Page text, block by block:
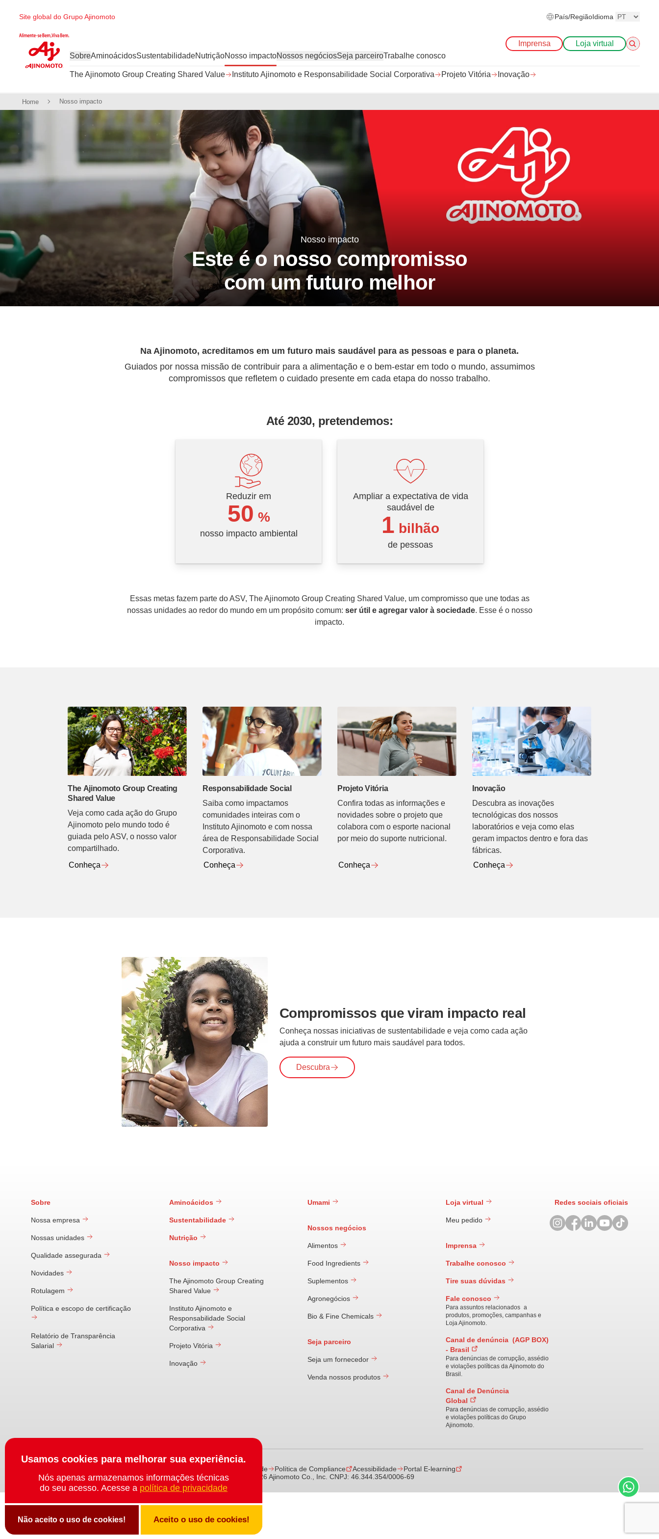
Site global do Grupo Ajinomoto País/RegiãoIdioma
Imprensa
Loja virtual
SobreAminoácidosSustentabilidadeNutriçãoNosso impacto
The Ajinomoto Group Creating Shared Value Instituto Ajinomoto e Responsabilidade Social Corporativa Projeto Vitória Inovação
Nossos negóciosSeja parceiroTrabalhe conosco
Home Nosso impacto
Nosso impacto
Este é o nosso compromisso
com um futuro melhor
Na Ajinomoto, acreditamos em um futuro mais saudável para as pessoas e para o planeta.
Guiados por nossa missão de contribuir para a alimentação e o bem-estar em todo o mundo, assumimos
compromissos que refletem o cuidado presente em cada etapa do nosso trabalho.
Até 2030, pretendemos:
Reduzir em
50 %
nosso impacto ambiental
Ampliar a expectativa de vida
saudável de
1 bilhão
de pessoas
Essas metas fazem parte do ASV, The Ajinomoto Group Creating Shared Value, um compromisso que une todas as
nossas unidades ao redor do mundo em um propósito comum: ser útil e agregar valor à sociedade. Esse é o nosso
impacto.
The Ajinomoto Group Creating
Shared Value
Veja como cada ação do Grupo
Ajinomoto pelo mundo todo é
guiada pelo ASV, o nosso valor
compartilhado.
Conheça
Responsabilidade Social
Saiba como impactamos
comunidades inteiras com o
Instituto Ajinomoto e com nossa
área de Responsabilidade Social
Corporativa.
Conheça
Projeto Vitória
Confira todas as informações e
novidades sobre o projeto que
colabora com o esporte nacional
por meio do suporte nutricional.
Conheça
Inovação
Descubra as inovações
tecnológicas dos nossos
laboratórios e veja como elas
geram impactos dentro e fora das
fábricas.
Conheça
Compromissos que viram impacto real
Conheça nossas iniciativas de sustentabilidade e veja como cada ação
ajuda a construir um futuro mais saudável para todos.
Descubra
Sobre
Nossa empresa
Nossas unidades
Qualidade assegurada
Novidades
Rotulagem
Política e escopo de certificação
Relatório de Transparência
Salarial
Aminoácidos
Sustentabilidade
Nutrição
Nosso impacto
The Ajinomoto Group Creating
Shared Value
Instituto Ajinomoto e
Responsabilidade Social
Corporativa
Projeto Vitória
Inovação
Umami
Nossos negócios
Alimentos
Food Ingredients
Suplementos
Agronegócios
Bio & Fine Chemicals
Seja parceiro
Seja um fornecedor
Venda nossos produtos
Loja virtual
Meu pedido
Imprensa
Trabalhe conosco
Tire suas dúvidas
Fale conosco
Para assuntos relacionados a
produtos, promoções, campanhas e
Loja Ajinomoto.
Canal de denúncia (AGP BOX)
- Brasil
Para denúncias de corrupção, assédio
e violações políticas da Ajinomoto do
Brasil.
Canal de Denúncia
Global
Para denúncias de corrupção, assédio
e violações políticas do Grupo
Ajinomoto.
Redes sociais oficiais
Política de Privacidade Política de Compliance Acessibilidade
Portal E-learning
© 2026 Ajinomoto Co., Inc. CNPJ: 46.344.354/0006-69
Usamos cookies para melhorar sua experiência.
Nós apenas armazenamos informações técnicas
do seu acesso. Acesse a política de privacidade
Não aceito o uso de cookies! Aceito o uso de cookies!